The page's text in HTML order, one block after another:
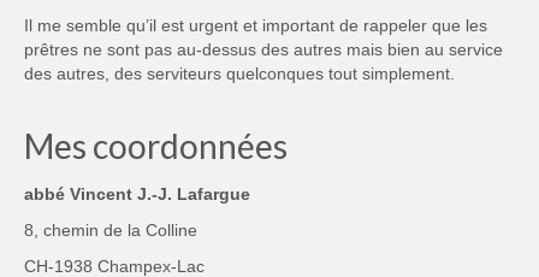
Il me semble qu’il est urgent et important de rappeler que les
prêtres ne sont pas au-dessus des autres mais bien au service
des autres, des serviteurs quelconques tout simplement.
Mes coordonnées
abbé Vincent J.-J. Lafargue
8, chemin de la Colline
CH-1938 Champex-Lac